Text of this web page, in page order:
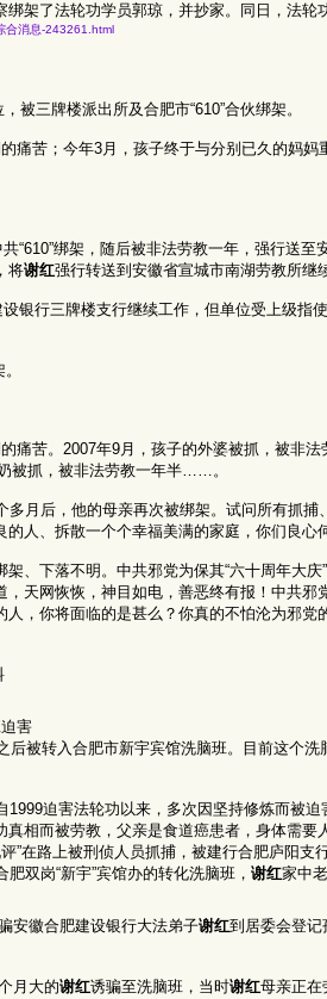
架了法轮功学员郭琼，并抄家。同日，法轮
合消息-243261.html
被三牌楼派出所及合肥市“610”合伙绑架。
痛苦；今年3月，孩子终于与分别已久的妈
“610”绑架，随后被非法劳教一年，强行送至
将谢红强行转送到安徽省宣城市南湖劳教所继
设银行三牌楼支行继续工作，但单位受上级指
痛苦。2007年9月，孩子的外婆被抓，被非
被抓，被非法劳教一年半……。
月后，他的母亲再次被绑架。试问所有抓
人、拆散一个个幸福美满的家庭，你们良心
架、下落不明。中共邪党为保其“六十周年大
天网恢恢，神目如电，善恶终有报！中共邪
，你将面临的是甚么？你真的不怕沦为邪
害
后被转入合肥市新宇宾馆洗脑班。目前这个
1999迫害法轮功以来，多次因坚持修炼而被
相而被劳教，父亲是食道癌患者，身体需要
”在路上被刑侦人员抓捕，被建行合肥庐阳
双岗“新宇”宾馆办的转化洗脑班， 谢红家中
安徽合肥建设银行大法弟子谢红到居委会登记
月大的谢红诱骗至洗脑班，当时谢红母亲正在